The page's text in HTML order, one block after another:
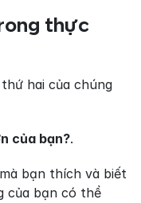
thực
hai của chúng
của bạn?.
bạn thích và biết
của bạn có thể